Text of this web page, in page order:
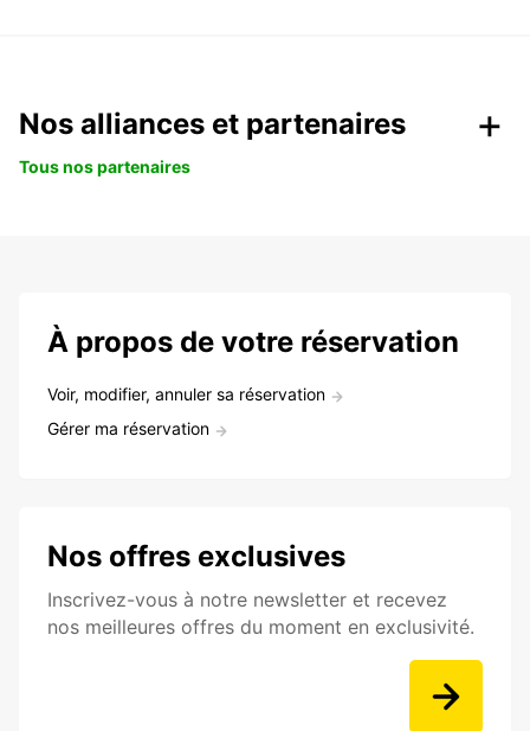
Nos alliances et partenaires
Tous nos partenaires
À propos de votre réservation
Voir, modifier, annuler sa réservation
Gérer ma réservation
Nos offres exclusives
Inscrivez-vous à notre newsletter et recevez
nos meilleures offres du moment en exclusivité.